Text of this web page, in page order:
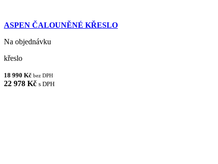
ASPEN ČALOUNĚNÉ KŘESLO
Na objednávku
křeslo
18 990 Kč bez DPH
22 978 Kč s DPH